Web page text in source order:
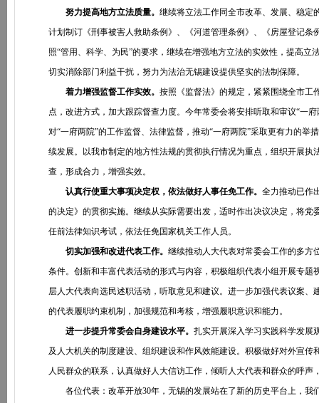
努力提高地方立法质量。 继续将立法工作同全市改革、发展、稳定
计划制订《刑事被害人救助条例》、《河道管理条例》、《房屋登记
照“管用、科学、为民”的要求，继续在增强地方立法的实效性，提高
切实消除部门利益干扰，努力为法治无锡建设提供坚实的法制保障。
着力增强监督工作实效。 按照《监督法》的规定，紧紧围绕全市工
点，改进方式，加大跟踪督查力度。今年常委会将安排听取和审议“一
对“一府两院”的工作监督、法律监督，推动“一府两院”采取更有力的
续发展。以我市制定的地方性法规的贯彻执行情况为重点，组织开展
查，形成合力，增强实效。
认真行使重大事项决定权，依法做好人事任免工作。 全力推动已作
的决定》的贯彻实施。继续从实际需要出发，适时作出决议决定，将
任前法律知识考试，依法任免国家机关工作人员。
切实加强和改进代表工作。 继续推动人大代表对常委会工作的多方
条件。创新和丰富代表活动的形式与内容，积极组织代表小组开展专
层人大代表向选民述职活动，听取意见和建议。进一步加强代表议案
的代表履职约束机制，加强规范和考核，增强履职意识和能力。
进一步提升常委会自身建设水平。 扎实开展深入学习实践科学发展
及人大机关的制度建设、组织建设和作风效能建设。积极做好对外宣
人民群众的联系，认真做好人大信访工作，倾听人大代表和群众的呼
各位代表：改革开放30年，无锡的发展站在了新的历史平台上，我